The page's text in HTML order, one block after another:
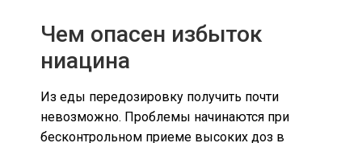
Чем опасен избыток
ниацина
Из еды передозировку получить почти
невозможно. Проблемы начинаются при
бесконтрольном приеме высоких доз в